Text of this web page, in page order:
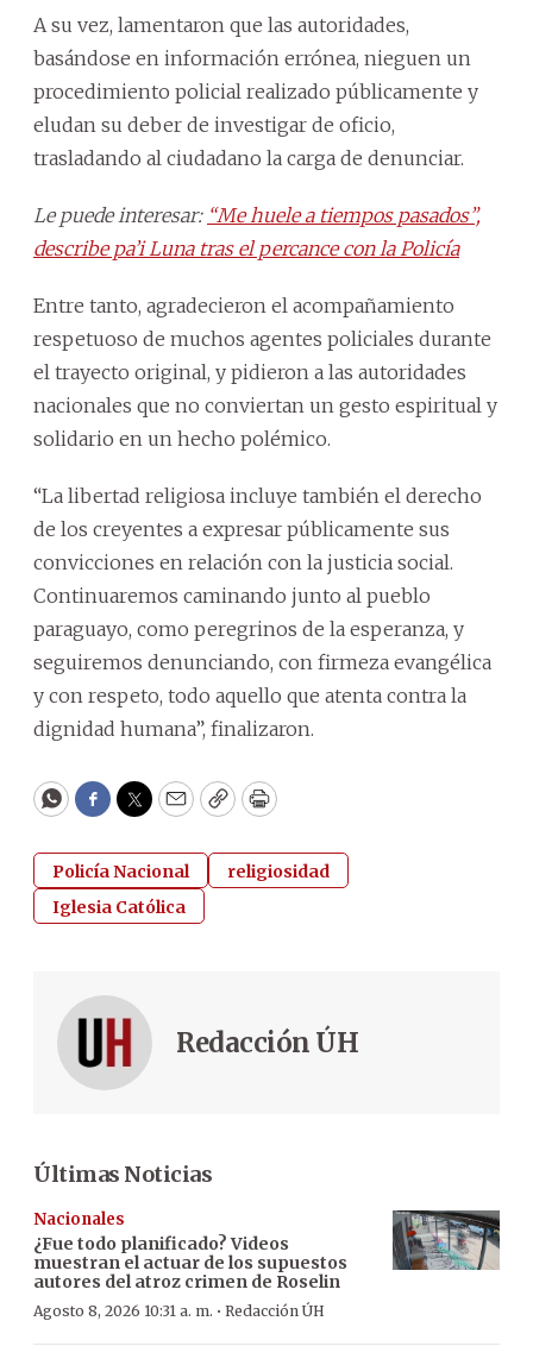
A su vez, lamentaron que las autoridades,
basándose en información errónea, nieguen un
procedimiento policial realizado públicamente y
eludan su deber de investigar de oficio,
trasladando al ciudadano la carga de denunciar.
Le puede interesar: “Me huele a tiempos pasados”,
describe pa’i Luna tras el percance con la Policía
Entre tanto, agradecieron el acompañamiento
respetuoso de muchos agentes policiales durante
el trayecto original, y pidieron a las autoridades
nacionales que no conviertan un gesto espiritual y
solidario en un hecho polémico.
“La libertad religiosa incluye también el derecho
de los creyentes a expresar públicamente sus
convicciones en relación con la justicia social.
Continuaremos caminando junto al pueblo
paraguayo, como peregrinos de la esperanza, y
seguiremos denunciando, con firmeza evangélica
y con respeto, todo aquello que atenta contra la
dignidad humana”, finalizaron.
WhatsApp
Facebook
Twitter
EmailCopyPrint
Policía Nacional
religiosidad
Iglesia Católica
Redacción ÚH
Últimas Noticias
Nacionales
¿Fue todo planificado? Videos
muestran el actuar de los supuestos
autores del atroz crimen de Roselin
Agosto 8, 2026 10:31 a. m. · Redacción ÚH